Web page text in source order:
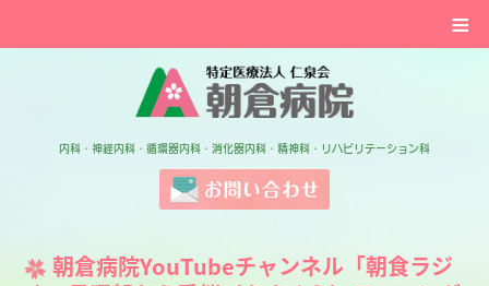
≡
内科・神経内科・循環器内科・消化器内科・精神科・リハビリテーション科
朝倉病院YouTubeチャンネル「朝食ラジ